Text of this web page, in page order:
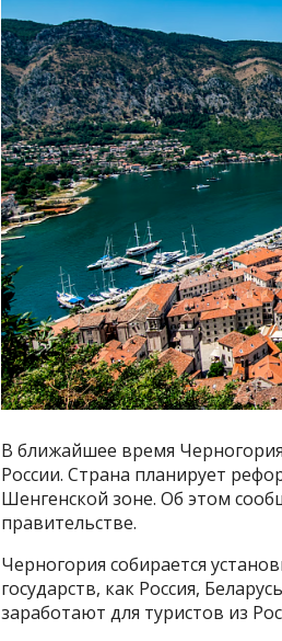
В ближайшее время
России. Страна планирует
Шенгенской зоне. Об этом
правительстве.
Черногория собирается
государств, как Россия,
заработают для туристов из